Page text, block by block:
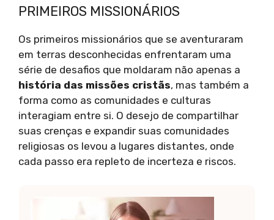
PRIMEIROS MISSIONÁRIOS
Os primeiros missionários que se aventuraram
em terras desconhecidas enfrentaram uma
série de desafios que moldaram não apenas a
história das missões cristãs, mas também a
forma como as comunidades e culturas
interagiam entre si. O desejo de compartilhar
suas crenças e expandir suas comunidades
religiosas os levou a lugares distantes, onde
cada passo era repleto de incerteza e riscos.